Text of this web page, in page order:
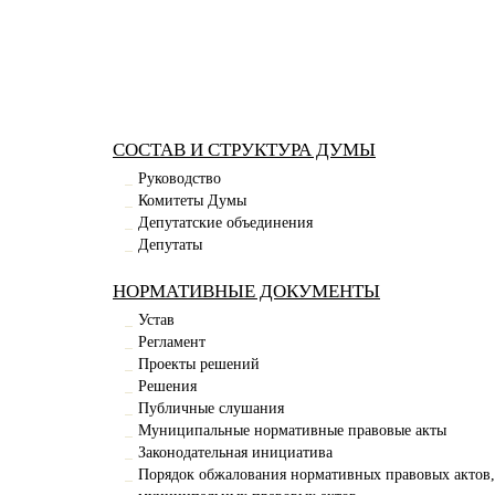
СОСТАВ И СТРУКТУРА ДУМЫ
Руководство
Комитеты Думы
Депутатские объединения
Депутаты
НОРМАТИВНЫЕ ДОКУМЕНТЫ
Устав
Регламент
Проекты решений
Решения
Публичные слушания
Муниципальные нормативные правовые акты
Законодательная инициатива
Порядок обжалования нормативных правовых актов,